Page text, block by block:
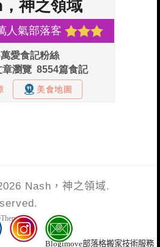
Nash，神之領域.
Blogimove部落格搬家技術服務